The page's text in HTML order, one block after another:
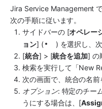
Jira Service Management
次の手順に従います。
サイドバーの [オペレー
ョン] ( ) を選択し、
[統合] > [統合を追加] の
検索を実行して「New
次の画面で、統合の名前
オプション: 特定のチー
うにする場合は、[